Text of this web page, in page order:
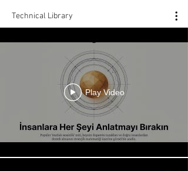
Technical Library
Play Video